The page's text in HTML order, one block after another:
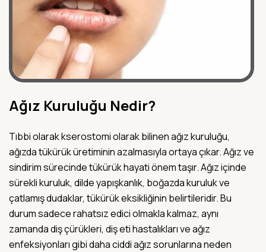
Ağız Kuruluğu Nedir?
Tıbbi olarak kserostomi olarak bilinen ağız kuruluğu,
ağızda tükürük üretiminin azalmasıyla ortaya çıkar. Ağız ve
sindirim sürecinde tükürük hayati önem taşır. Ağız içinde
sürekli kuruluk, dilde yapışkanlık, boğazda kuruluk ve
çatlamış dudaklar, tükürük eksikliğinin belirtileridir. Bu
durum sadece rahatsız edici olmakla kalmaz, aynı
zamanda diş çürükleri, diş eti hastalıkları ve ağız
enfeksiyonları gibi daha ciddi ağız sorunlarına neden